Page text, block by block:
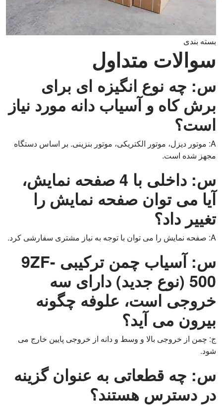
بسته بندی
سوالات متداول
س: چه نوع انگیزه ای برای
برش کاه و آسیاب دانه مورد نیاز
است؟
A: موتور دیزل، موتور الکتریکی، موتور بنزینی. بر اساس دستگاه
مجهز شده است.
س: داخلی با 4 صفحه نمایش،
آیا می توان صفحه نمایش را
تغییر داد؟
A: صفحه نمایش را می توان با توجه به نیاز مشتری سفارشی کرد.
س: آسیاب چمن ترکیبی 9ZF-
500 (نوع جدید) دارای سه
خروجی است، علوفه چگونه
بیرون می آید؟
ج: چمن از خروجی بالا و وسط و دانه از خروجی پایین خارج می
شود.
س: چه قطعاتی به عنوان گزینه
در دسترس هستند؟